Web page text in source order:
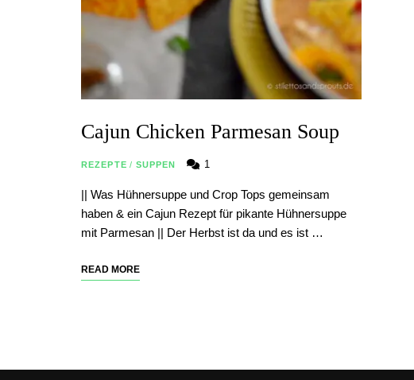
Cajun Chicken Parmesan Soup
REZEPTE / SUPPEN 1
|| Was Hühnersuppe und Crop Tops gemeinsam
haben & ein Cajun Rezept für pikante Hühnersuppe
mit Parmesan || Der Herbst ist da und es ist …
READ MORE